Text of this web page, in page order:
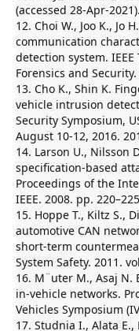
(accessed 28-Apr-2021).
12. Choi W., Joo K., Jo
communication
detection system.
Forensics and
13. Cho K., Shin K.
vehicle intrusion
Security Symposium,
August 10-12, 2016.
14. Larson U., Nilsson
specification-based
Proceedings of the
IEEE. 2008. pp.
15. Hoppe T., Kiltz S.,
automotive CAN
short-term
System Safety. 2011.
16. M¨uter M., Asaj
in-vehicle networks.
Vehicles Symposium
17. Studnia I., Alata